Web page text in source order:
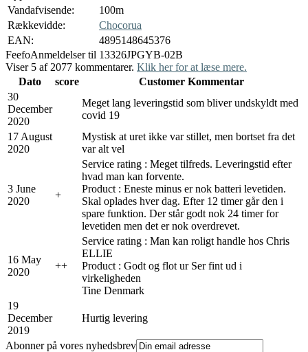
Vandafvisende:
100m
Rækkevidde:
Chocorua
EAN:
4895148645376
FeefoAnmeldelser til 13326JPGYB-02B
Viser 5 af 2077 kommentarer. Klik her for at læse mere.
Dato
score
Customer Kommentar
30
December
2020
Meget lang leveringstid som bliver undskyldt med
covid 19
17 August
2020
Mystisk at uret ikke var stillet, men bortset fra det
var alt vel
3 June
2020
+
Service rating : Meget tilfreds. Leveringstid efter
hvad man kan forvente.
Product : Eneste minus er nok batteri levetiden.
Skal oplades hver dag. Efter 12 timer går den i
spare funktion. Der står godt nok 24 timer for
levetiden men det er nok overdrevet.
16 May
2020
++
Service rating : Man kan roligt handle hos Chris
ELLIE
Product : Godt og flot ur Ser fint ud i
virkeligheden
Tine Denmark
19
December
2019
Hurtig levering
Abonner på vores nyhedsbrev